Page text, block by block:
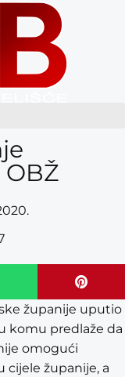
županije uputio
komu predlaže da
omogući
cijele županije, a